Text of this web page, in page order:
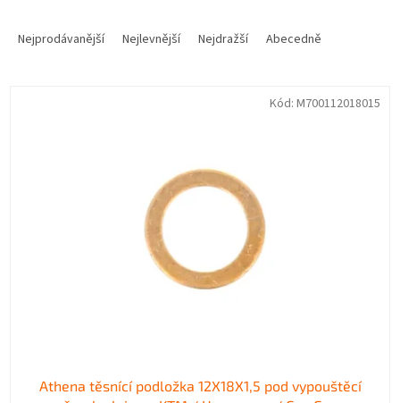
Nejprodávanější Nejlevnější Nejdražší Abecedně
Athena těsnící podložka 12X18X1,5 pod vypouštěcí
Kód: M700112018015